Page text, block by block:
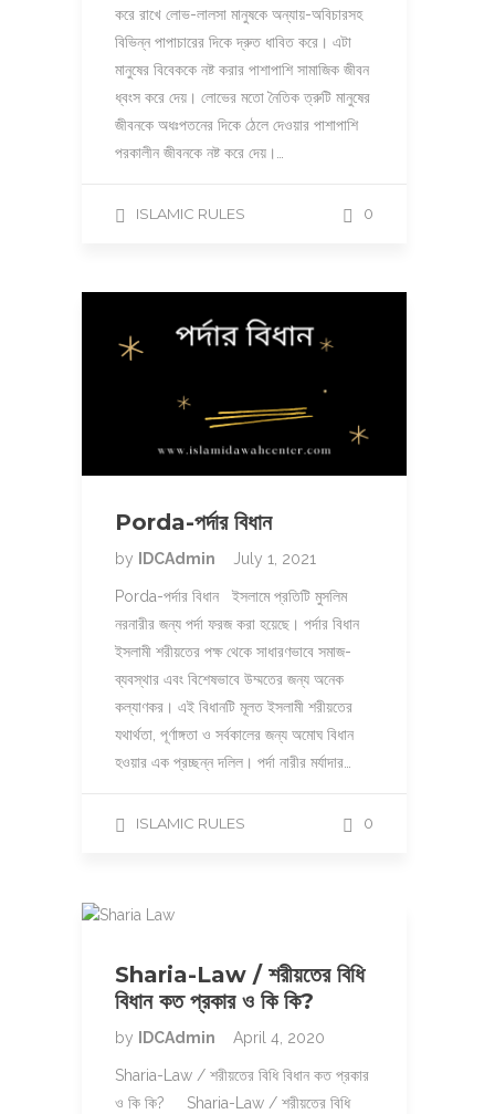
করে রাখে লোভ-লালসা মানুষকে অন্যায়-অবিচারসহ
বিভিন্ন পাপাচারের দিকে দ্রুত ধাবিত করে। এটা
মানুষের বিবেককে নষ্ট করার পাশাপাশি সামাজিক জীবন
ধ্বংস করে দেয়। লোভের মতো নৈতিক ত্রুটি মানুষের
জীবনকে অধঃপতনের দিকে ঠেলে দেওয়ার পাশাপাশি
পরকালীন জীবনকে নষ্ট করে দেয়।…
ISLAMIC RULES 0
Porda-পর্দার বিধান
by IDCAdmin July 1, 2021
Porda-পর্দার বিধান ইসলামে প্রতিটি মুসলিম
নরনারীর জন্য পর্দা ফরজ করা হয়েছে। পর্দার বিধান
ইসলামী শরীয়তের পক্ষ থেকে সাধারণভাবে সমাজ-
ব্যবস্থার এবং বিশেষভাবে উম্মতের জন্য অনেক
কল্যাণকর। এই বিধানটি মূলত ইসলামী শরীয়তের
যথার্থতা, পূর্ণাঙ্গতা ও সর্বকালের জন্য অমোঘ বিধান
হওয়ার এক প্রচ্ছন্ন দলিল। পর্দা নারীর মর্যাদার…
ISLAMIC RULES 0
Sharia-Law / শরীয়তের বিধি
বিধান কত প্রকার ও কি কি?
by IDCAdmin April 4, 2020
Sharia-Law / শরীয়তের বিধি বিধান কত প্রকার
ও কি কি? Sharia-Law / শরীয়তের বিধি